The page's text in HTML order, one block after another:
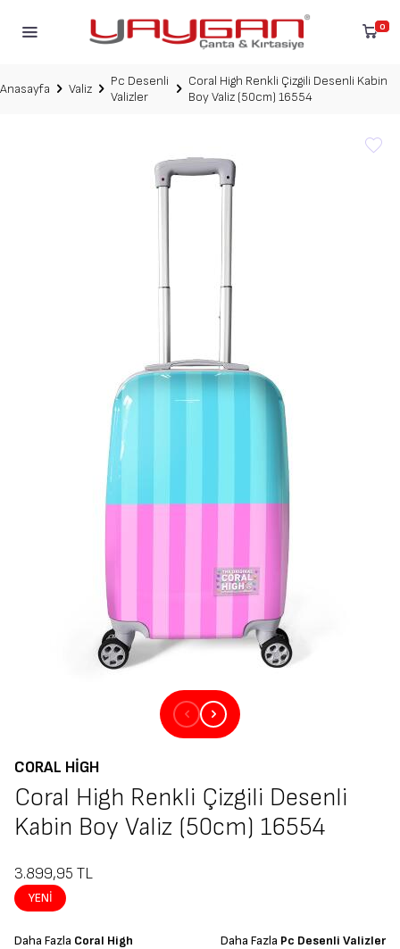
0
Anasayfa Valiz
Pc Desenli
Valizler
Coral High Renkli Çizgili Desenli Kabin
Boy Valiz (50cm) 16554
CORAL HIGH
Coral High Renkli Çizgili Desenli
Kabin Boy Valiz (50cm) 16554
3.899,95 TL
YENI
Daha Fazla Coral High Daha Fazla Pc Desenli Valizler